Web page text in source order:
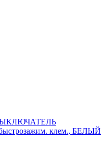
ВЫКЛЮЧАТЕЛЬ
клем., БЕЛЫЙ